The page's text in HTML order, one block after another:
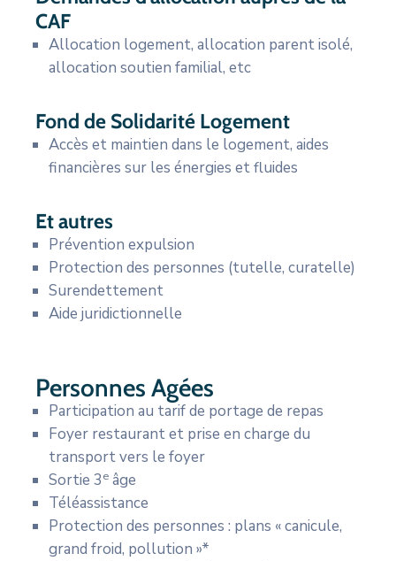
CAF
Allocation logement, allocation parent isolé,
allocation soutien familial, etc
Fond de Solidarité Logement
Accès et maintien dans le logement, aides
financières sur les énergies et fluides
Et autres
Prévention expulsion
Protection des personnes (tutelle, curatelle)
Surendettement
Aide juridictionnelle
Personnes Agées
Participation au tarif de portage de repas
Foyer restaurant et prise en charge du
transport vers le foyer
Sortie 3e âge
Téléassistance
Protection des personnes : plans « canicule,
grand froid, pollution »*